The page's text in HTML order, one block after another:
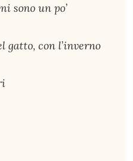
sono un po’
gatto, con l’inverno